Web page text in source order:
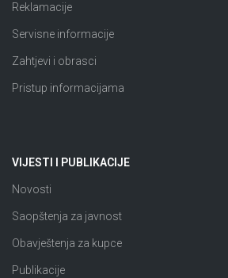
Reklamacije
Servisne informacije
Zahtjevi i obrasci
Pristup informacijama
VIJESTI I PUBLIKACIJE
Novosti
Saopštenja za javnost
Obavještenja za kupce
Publikacije